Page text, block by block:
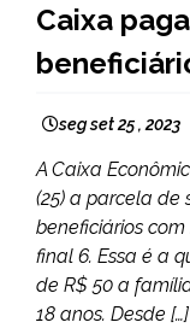
CAPELINHA
MINAS
NOTÍCIAS
Caixa
seg set 25 , 2023
A Caixa
(25) a parcela de
beneficiários
final 6. Essa é a
de R$ 50 a
18 anos. Desde […]